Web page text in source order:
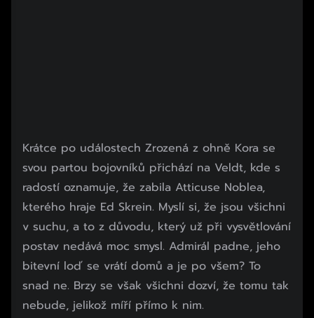
Krátce po událostech Zrozená z ohně Kora se
svou partou bojovníků přichází na Veldt, kde s
radostí oznamuje, že zabila Atticuse Noblea,
kterého hraje Ed Skrein. Myslí si, že jsou všichni
v suchu, a to z důvodu, který už při vysvětlování
postav nedává moc smysl. Admirál padne, jeho
bitevní loď se vrátí domů a je po všem? To
snad ne. Brzy se však všichni dozví, že tomu tak
nebude, jelikož míří přímo k nim.